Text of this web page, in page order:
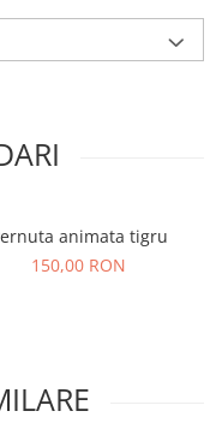
animata tigru
150,00 RON